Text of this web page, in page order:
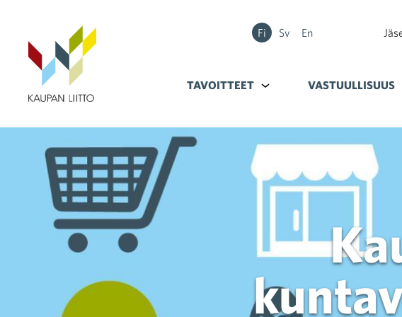
Fi Sv En
TAVOITTEET Alavalikko kohteelle
VASTUULLISUUS